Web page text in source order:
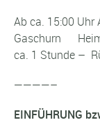
Ab ca. 15:00 Uhr
Gaschurn
ca. 1 Stunde –
————–
EINFÜHRUNG